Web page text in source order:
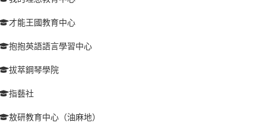
才能王國教育中心
抱抱英語語言學習中心
拔萃鋼琴學院
指藝社
敖研教育中心（油麻地）